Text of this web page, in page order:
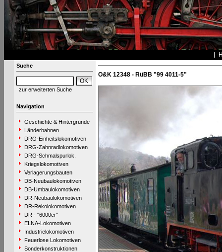
Suche
zur erweiterten Suche
Navigation
Geschichte & Hintergründe
Länderbahnen
DRG-Einheitslokomotiven
DRG-Zahnradlokomotiven
DRG-Schmalspurlok.
Kriegslokomotiven
Verlagerungsbauten
DB-Neubaulokomotiven
DB-Umbaulokomotiven
DR-Neubaulokomotiven
DR-Rekolokomotiven
DR - "6000er"
ELNA-Lokomotiven
Industrielokomotiven
Feuerlose Lokomotiven
Sonderkonstruktionen
O&K 12348 - RüBB "99 4011-5"